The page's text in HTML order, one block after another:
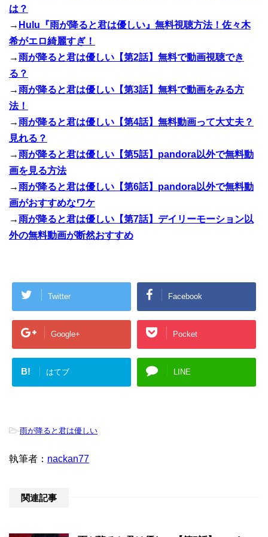
は？
→ Hulu『雨が降ると君は優しい』無料視聴方法！佐々木
希がエロ綺麗すぎ！
→雨が降ると君は優しい【第2話】無料で動画視聴でき
る？
→雨が降ると君は優しい【第3話】無料で動画をみる方
法！
→雨が降ると君は優しい【第4話】無料動画って大丈夫？
見れる？
→雨が降ると君は優しい【第5話】pandora以外で無料動
画を見る方法
→雨が降ると君は優しい【第6話】pandora以外で無料動
画がおすすめなワケ
→雨が降ると君は優しい【第7話】デイリーモーション以
外の無料動画が断然おすすめ
Twitter Facebook
Google+ Pocket
B! はてブ LINE
-雨が降ると君は優しい
執筆者： nackan77
関連記事